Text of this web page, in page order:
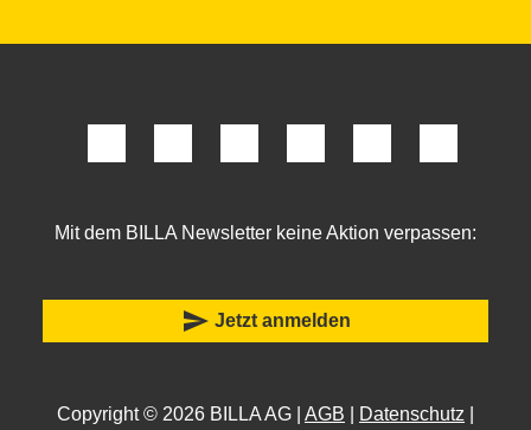
Mit dem BILLA Newsletter keine Aktion verpassen:
send Jetzt anmelden
Copyright © 2026 BILLA AG | AGB Datenschutz